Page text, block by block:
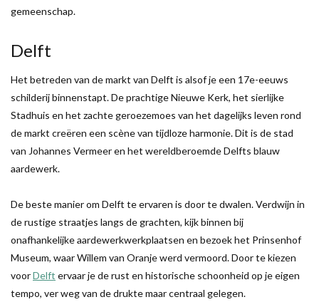
gemeenschap.
Delft
Het betreden van de markt van Delft is alsof je een 17e-eeuws
schilderij binnenstapt. De prachtige Nieuwe Kerk, het sierlijke
Stadhuis en het zachte geroezemoes van het dagelijks leven rond
de markt creëren een scène van tijdloze harmonie. Dit is de stad
van Johannes Vermeer en het wereldberoemde Delfts blauw
aardewerk.
De beste manier om Delft te ervaren is door te dwalen. Verdwijn in
de rustige straatjes langs de grachten, kijk binnen bij
onafhankelijke aardewerkwerkplaatsen en bezoek het Prinsenhof
Museum, waar Willem van Oranje werd vermoord. Door te kiezen
voorDelft ervaar je de rust en historische schoonheid op je eigen
tempo, ver weg van de drukte maar centraal gelegen.